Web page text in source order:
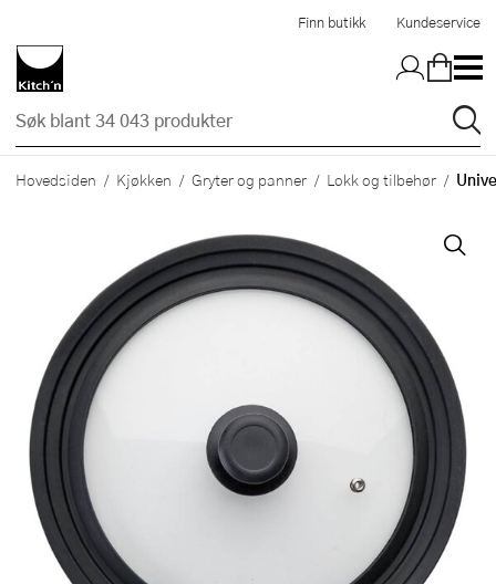
Finn butikk Kundeservice
Hovedsiden Kjøkken Gryter og panner Lokk og tilbehør